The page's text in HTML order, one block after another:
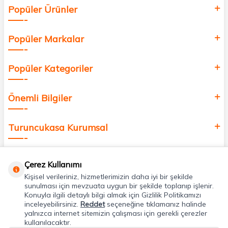
değer katmak için bize katılın!
Popüler Ürünler
Popüler Markalar
Popüler Kategoriler
Önemli Bilgiler
Turuncukasa Kurumsal
Uygulamalarımız
Adres & İletişim
Çerez Kullanımı
Kişisel verileriniz, hizmetlerimizin daha iyi bir şekilde
sunulması için mevzuata uygun bir şekilde toplanıp işlenir.
Konuyla ilgili detaylı bilgi almak için Gizlilik Politikamızı
inceleyebilirsiniz. Reddetseçeneğine tıklamanız halinde
yalnızca internet sitemizin çalışması için gerekli çerezler
kullanılacaktır.